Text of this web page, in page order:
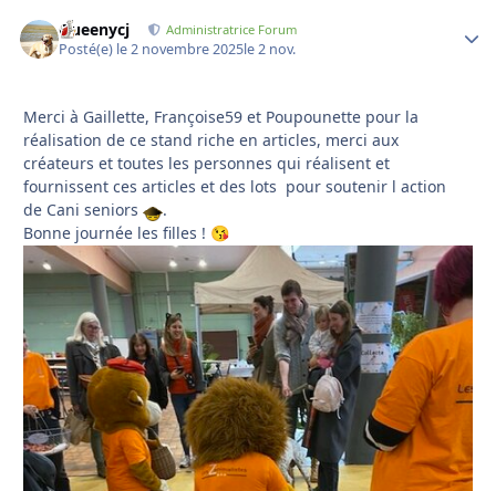
Queenycj Administratrice Forum
Posté(e) le 2 novembre 2025le 2 nov.
Merci à Gaillette, Françoise59 et Poupounette pour la
réalisation de ce stand riche en articles, merci aux
créateurs et toutes les personnes qui réalisent et
fournissent ces articles et des lots pour soutenir l action
de Cani seniors
.
Bonne journée les filles ! 😘